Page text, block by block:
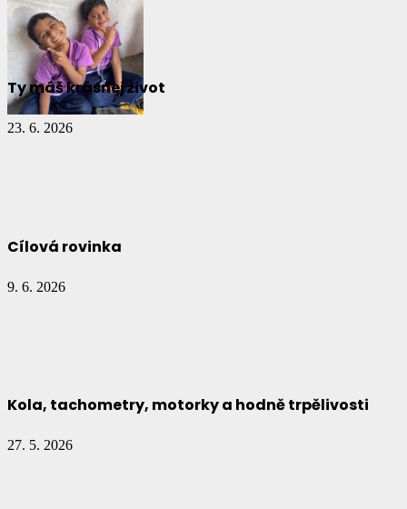
Ty máš krásnej život
23. 6. 2026
Cílová rovinka
9. 6. 2026
Kola, tachometry, motorky a hodně trpělivosti
27. 5. 2026